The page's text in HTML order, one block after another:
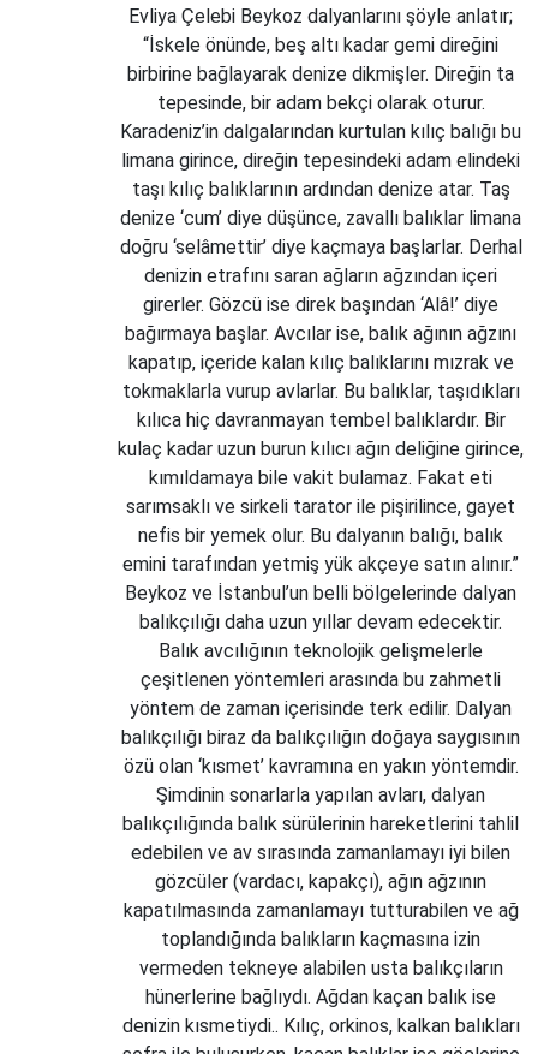
Evliya Çelebi Beykoz dalyanlarını şöyle anlatır;
“İskele önünde, beş altı kadar gemi direğini
birbirine bağlayarak denize dikmişler. Direğin ta
tepesinde, bir adam bekçi olarak oturur.
Karadeniz’in dalgalarından kurtulan kılıç balığı bu
limana girince, direğin tepesindeki adam elindeki
taşı kılıç balıklarının ardından denize atar. Taş
denize ‘cum’ diye düşünce, zavallı balıklar limana
doğru ‘selâmettir’ diye kaçmaya başlarlar. Derhal
denizin etrafını saran ağların ağzından içeri
girerler. Gözcü ise direk başından ‘Alâ!’ diye
bağırmaya başlar. Avcılar ise, balık ağının ağzını
kapatıp, içeride kalan kılıç balıklarını mızrak ve
tokmaklarla vurup avlarlar. Bu balıklar, taşıdıkları
kılıca hiç davranmayan tembel balıklardır. Bir
kulaç kadar uzun burun kılıcı ağın deliğine girince,
kımıldamaya bile vakit bulamaz. Fakat eti
sarımsaklı ve sirkeli tarator ile pişirilince, gayet
nefis bir yemek olur. Bu dalyanın balığı, balık
emini tarafından yetmiş yük akçeye satın alınır.”
Beykoz ve İstanbul’un belli bölgelerinde dalyan
balıkçılığı daha uzun yıllar devam edecektir.
Balık avcılığının teknolojik gelişmelerle
çeşitlenen yöntemleri arasında bu zahmetli
yöntem de zaman içerisinde terk edilir. Dalyan
balıkçılığı biraz da balıkçılığın doğaya saygısının
özü olan ‘kısmet’ kavramına en yakın yöntemdir.
Şimdinin sonarlarla yapılan avları, dalyan
balıkçılığında balık sürülerinin hareketlerini tahlil
edebilen ve av sırasında zamanlamayı iyi bilen
gözcüler (vardacı, kapakçı), ağın ağzının
kapatılmasında zamanlamayı tutturabilen ve ağ
toplandığında balıkların kaçmasına izin
vermeden tekneye alabilen usta balıkçıların
hünerlerine bağlıydı. Ağdan kaçan balık ise
denizin kısmetiydi.. Kılıç, orkinos, kalkan balıkları